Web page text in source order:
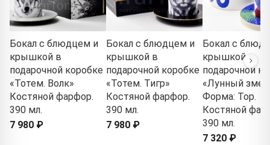
Бокал с блюдцем и
крышкой в
подарочной коробке
«Тотем. Волк»
Костяной фарфор.
390 мл.
7 980 ₽
Бокал с блюдцем и
крышкой в
подарочной коробке
«Тотем. Тигр»
Костяной фарфор.
390 мл.
7 980 ₽
Бокал с
крышкой в
подарочной
«Лунный
Форма: Тор.
Костяной
390 мл.
7 320 ₽